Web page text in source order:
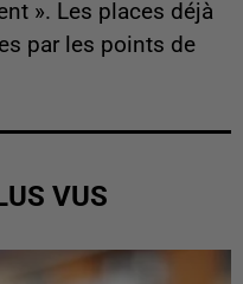
». Les places déjà
par les points de
VUS